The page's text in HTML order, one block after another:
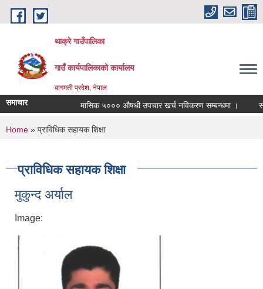
Skip to main content
थाक्रे गाउँपालिका
गाउँ कार्यपालिकाको कार्यालय
बागमती प्रदेश, नेपाल
समाचार मासिक ५००० औषधी उपचार खर्च नविकरण सम्बन्धमा ।
You are here
Home » प्राविधिक सहायक शिक्षा
प्राविधिक सहायक शिक्षा
मुकुन्द अर्याल
Image: